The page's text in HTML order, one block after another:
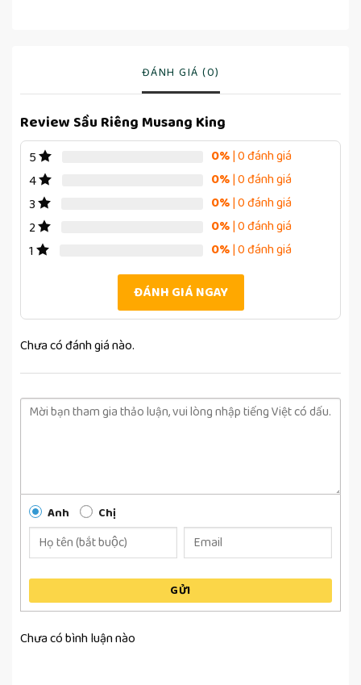
ĐÁNH GIÁ (0)
Review Sầu Riêng Musang King
5 0%| 0 đánh giá
4
0%| 0 đánh giá
3
0%| 0 đánh giá
2
0%| 0 đánh giá
1
0%| 0 đánh giá
ĐÁNH GIÁ NGAY
Chưa có đánh giá nào.
Anh Chị
GỬI
Chưa có bình luận nào